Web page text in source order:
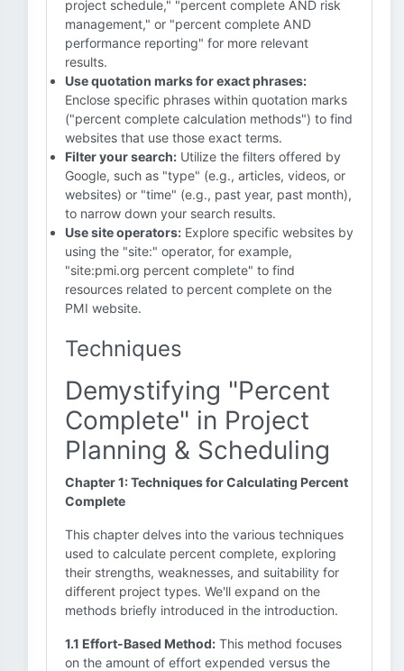
project schedule," "percent complete AND risk
management," or "percent complete AND
performance reporting" for more relevant
results.
Use quotation marks for exact phrases:
Enclose specific phrases within quotation marks
("percent complete calculation methods") to find
websites that use those exact terms.
Filter your search: Utilize the filters offered by
Google, such as "type" (e.g., articles, videos, or
websites) or "time" (e.g., past year, past month),
to narrow down your search results.
Use site operators: Explore specific websites by
using the "site:" operator, for example,
"site:pmi.org percent complete" to find
resources related to percent complete on the
PMI website.
Techniques
Demystifying "Percent
Complete" in Project
Planning & Scheduling
Chapter 1: Techniques for Calculating Percent
Complete
This chapter delves into the various techniques
used to calculate percent complete, exploring
their strengths, weaknesses, and suitability for
different project types. We'll expand on the
methods briefly introduced in the introduction.
1.1 Effort-Based Method: This method focuses
on the amount of effort expended versus the